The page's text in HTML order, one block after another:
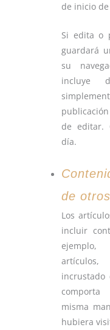
de inicio
Si edita o
guardará
su
incluye
de editar.
día.
de
Los
incluir
ejemplo,
misma
hubiera